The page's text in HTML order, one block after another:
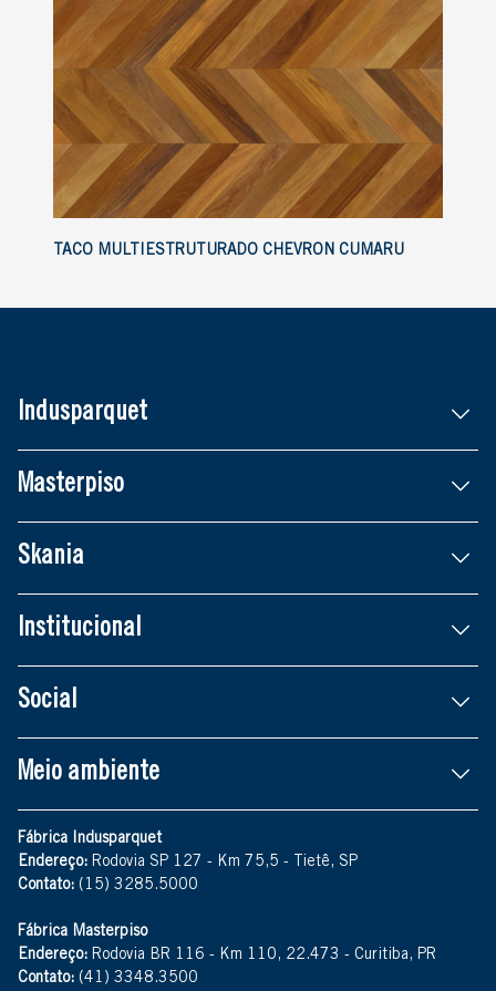
TACO MULTIESTRUTURADO CHEVRON CUMARU
Indusparquet
Masterpiso
Skania
Institucional
Social
Meio ambiente
Fábrica Indusparquet
Endereço: Rodovia SP 127 - Km 75,5 - Tietê, SP
Contato: (15) 3285.5000
Fábrica Masterpiso
Endereço: Rodovia BR 116 - Km 110, 22.473 - Curitiba, PR
Contato: (41) 3348.3500